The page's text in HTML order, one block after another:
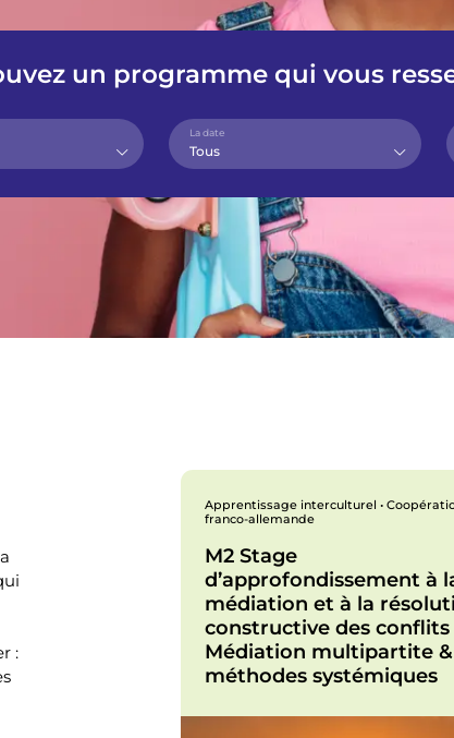
un programme qui vous
La date
Tous
:
Apprentissage interculturel •
franco-allemande
M2 Stage
d’approfondissement à
médiation et à la
constructive des conflits
Médiation multipartite &
méthodes systémiques